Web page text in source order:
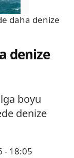
daha denize
denize
boyu
denize
- 18:05